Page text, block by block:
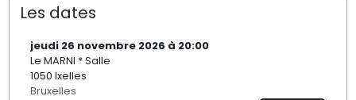
Les dates
jeudi 26 novembre 2026 à 20:00
Le MARNI * Salle
1050 Ixelles
Bruxelles